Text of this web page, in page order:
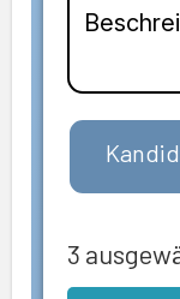
3